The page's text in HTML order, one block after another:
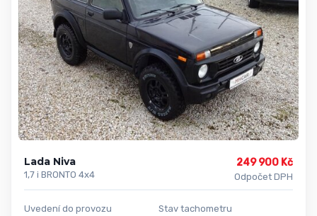
Lada Niva
1,7 i BRONTO 4x4
249 900 Kč
Odpočet DPH
Uvedení do provozu
Stav tachometru